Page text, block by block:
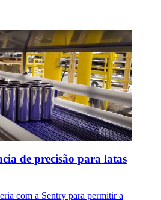
de precisão para latas
com a Sentry para permitir a